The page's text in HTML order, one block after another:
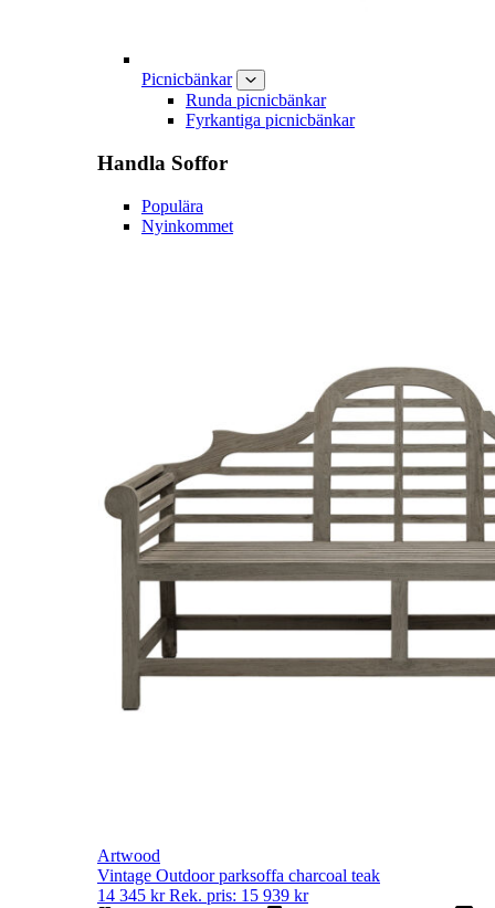
Picnicbänkar
Runda picnicbänkar
Fyrkantiga picnicbänkar
Handla Soffor
Populära
Nyinkommet
Artwood
Vintage Outdoor parksoffa charcoal teak
14 345 kr Rek. pris: 15 939 kr